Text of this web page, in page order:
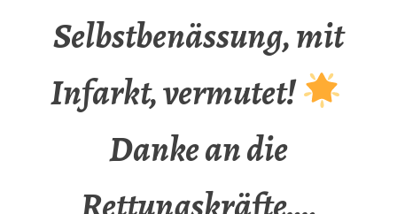
Selbstbenässung, mit
Infarkt, vermutet!
Danke an die